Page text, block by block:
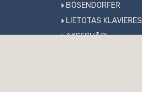
BÖSENDORFER
LIETOTAS KLAVIERES
AKSESUĀRI